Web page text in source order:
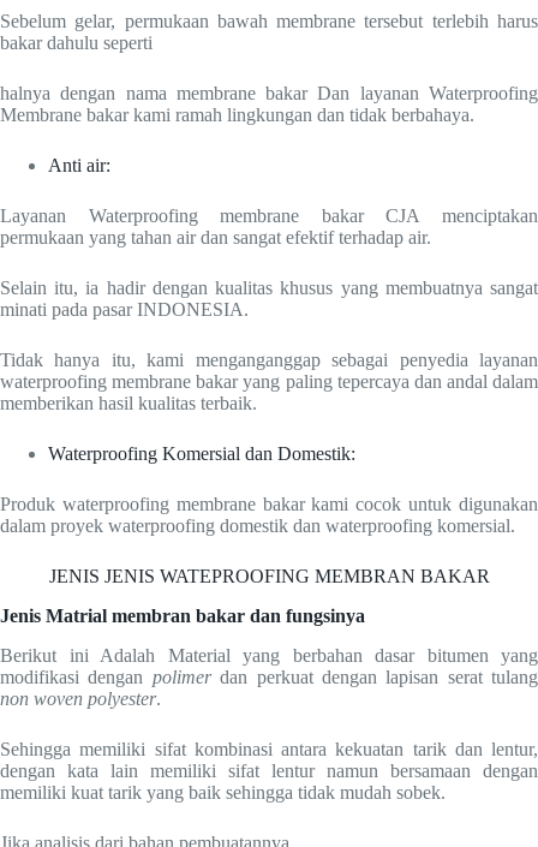
Sebelum gelar, permukaan bawah membrane tersebut terlebih harus
bakar dahulu seperti
halnya dengan nama membrane bakar Dan layanan Waterproofing
Membrane bakar kami ramah lingkungan dan tidak berbahaya.
Anti air:
Layanan Waterproofing membrane bakar CJA menciptakan
permukaan yang tahan air dan sangat efektif terhadap air.
Selain itu, ia hadir dengan kualitas khusus yang membuatnya sangat
minati pada pasar INDONESIA.
Tidak hanya itu, kami menganganggap sebagai penyedia layanan
waterproofing membrane bakar yang paling tepercaya dan andal dalam
memberikan hasil kualitas terbaik.
Waterproofing Komersial dan Domestik:
Produk waterproofing membrane bakar kami cocok untuk digunakan
dalam proyek waterproofing domestik dan waterproofing komersial.
JENIS JENIS WATEPROOFING MEMBRAN BAKAR
Jenis Matrial membran bakar dan fungsinya
Berikut ini Adalah Material yang berbahan dasar bitumen yang
modifikasi dengan polimerdan perkuat dengan lapisan serat tulang
non woven polyester.
Sehingga memiliki sifat kombinasi antara kekuatan tarik dan lentur,
dengan kata lain memiliki sifat lentur namun bersamaan dengan
memiliki kuat tarik yang baik sehingga tidak mudah sobek.
Jika analisis dari bahan pembuatannya,